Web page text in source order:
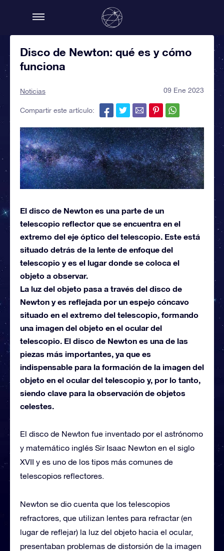
Disco de Newton: qué es y cómo
funciona
Noticias 09 Ene 2023
Compartir este artículo:
El disco de Newton es una parte de un
telescopio reflector que se encuentra en el
extremo del eje óptico del telescopio. Este está
situado detrás de la lente de enfoque del
telescopio y es el lugar donde se coloca el
objeto a observar.
La luz del objeto pasa a través del disco de
Newton y es reflejada por un espejo cóncavo
situado en el extremo del telescopio, formando
una imagen del objeto en el ocular del
telescopio. El disco de Newton es una de las
piezas más importantes, ya que es
indispensable para la formación de la imagen del
objeto en el ocular del telescopio y, por lo tanto,
siendo clave para la observación de objetos
celestes.
El disco de Newton fue inventado por el astrónomo
y matemático inglés Sir Isaac Newton en el siglo
XVII y es uno de los tipos más comunes de
telescopios reflectores.
Newton se dio cuenta que los telescopios
refractores, que utilizan lentes para refractar (en
lugar de reflejar) la luz del objeto hacia el ocular,
presentaban problemas de distorsión de la imagen